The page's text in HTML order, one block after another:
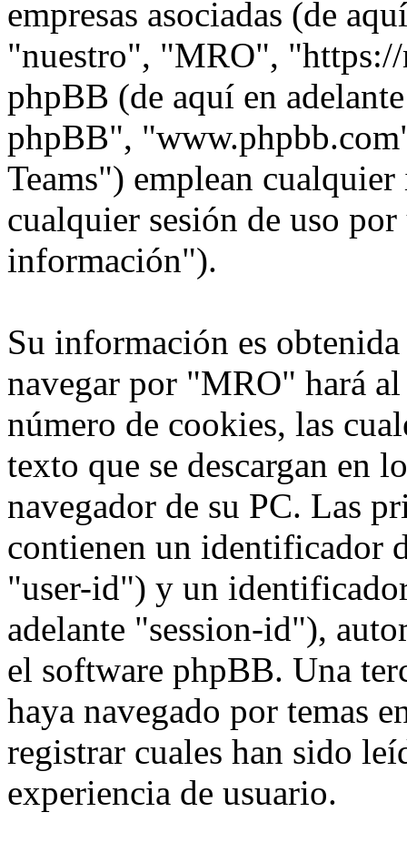
empresas asociadas (de
"nuestro", "MRO",
phpBB (de aquí en
phpBB",
Teams") emplean
cualquier sesión de uso
información").
Su información es
navegar por "MRO" hará
número de cookies, las
texto que se descargan en
navegador de su PC. Las
contienen un identificador
"user-id") y un
adelante "session-id"),
el software phpBB. Una
haya navegado por temas
registrar cuales han sido
experiencia de usuario.